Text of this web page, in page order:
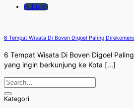
Hubungi
6 Tempat Wisata Di Boven Digoel Paling
6 Tempat Wisata Di Boven Digoel
yang ingin berkunjung ke Kota [...]
Kategori